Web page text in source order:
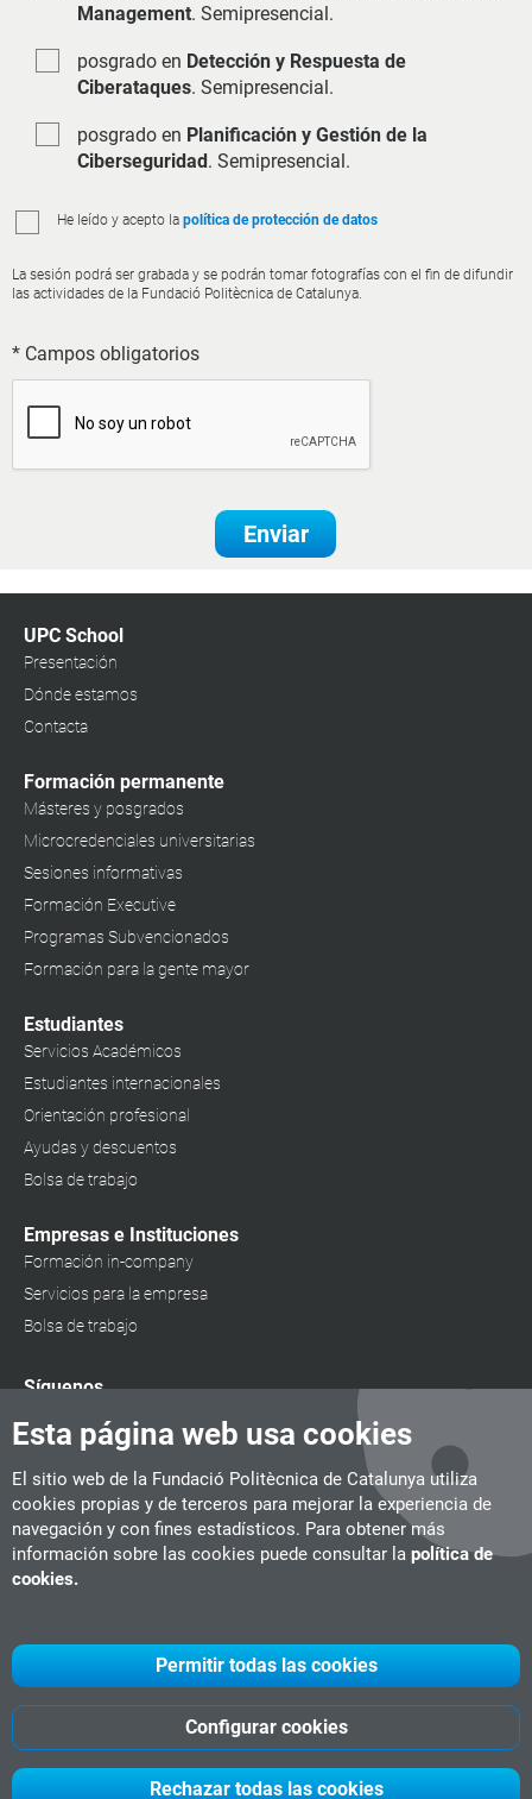
Esta página web usa cookies
El sitio web de la Fundació Politècnica de Catalunya utiliza
cookies propias y de terceros para mejorar la experiencia de
navegación y con fines estadísticos. Para obtener más
información sobre las cookies puede consultar la política de
cookies.
Rechazar todas las cookies
Configurar cookies
Permitir todas las cookies
Management. Semipresencial.
posgrado en Detección y Respuesta de
Ciberataques. Semipresencial.
posgrado en Planificación y Gestión de la
Ciberseguridad. Semipresencial.
He leído y acepto la política de protección de datos
La sesión podrá ser grabada y se podrán tomar fotografías con el fin de difundir
las actividades de la Fundació Politècnica de Catalunya.
* Campos obligatorios
Enviar
UPC School
Presentación
Dónde estamos
Contacta
Formación permanente
Másteres y posgrados
Microcredenciales universitarias
Sesiones informativas
Formación Executive
Programas Subvencionados
Formación para la gente mayor
Estudiantes
Servicios Académicos
Estudiantes internacionales
Orientación profesional
Ayudas y descuentos
Bolsa de trabajo
Empresas e Instituciones
Formación in-company
Servicios para la empresa
Bolsa de trabajo
Síguenos
UPC CITM
UPC Videogames
Fundació Politècnica de Catalunya -Aviso legal